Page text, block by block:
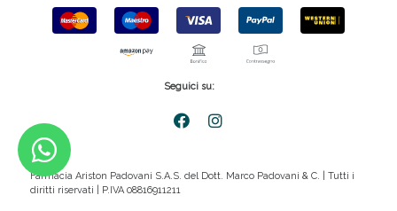
Seguici su:
Farmacia Ariston Padovani S.A.S. del Dott. Marco Padovani & C. | Tutti i
diritti riservati | P.IVA 08816911211